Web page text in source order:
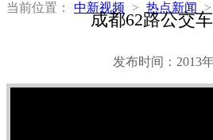
当前位置： 中新视频 > 热点新闻 >
成都62路公交
发布时间：2013